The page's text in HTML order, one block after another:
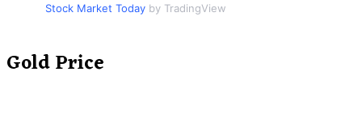
Stock Market Today by TradingView
Gold Price